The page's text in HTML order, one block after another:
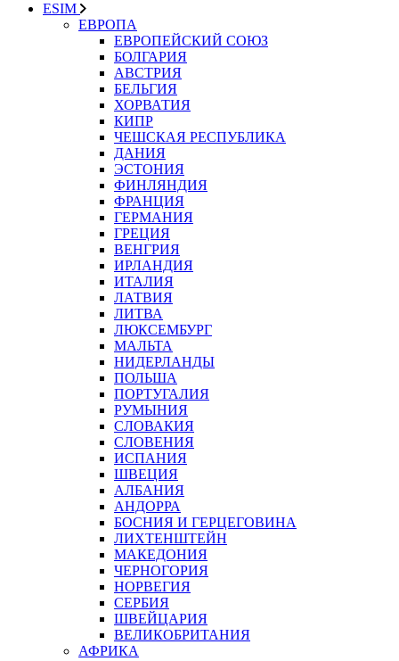
ESIM
ЕВРОПА
ЕВРОПЕЙСКИЙ СОЮЗ
БОЛГАРИЯ
АВСТРИЯ
БЕЛЬГИЯ
ХОРВАТИЯ
КИПР
ЧЕШСКАЯ РЕСПУБЛИКА
ДАНИЯ
ЭСТОНИЯ
ФИНЛЯНДИЯ
ФРАНЦИЯ
ГЕРМАНИЯ
ГРЕЦИЯ
ВЕНГРИЯ
ИРЛАНДИЯ
ИТАЛИЯ
ЛАТВИЯ
ЛИТВА
ЛЮКСЕМБУРГ
МАЛЬТА
НИДЕРЛАНДЫ
ПОЛЬША
ПОРТУГАЛИЯ
РУМЫНИЯ
СЛОВАКИЯ
СЛОВЕНИЯ
ИСПАНИЯ
ШВЕЦИЯ
АЛБАНИЯ
АНДОРРА
БОСНИЯ И ГЕРЦЕГОВИНА
ЛИХТЕНШТЕЙН
МАКЕДОНИЯ
ЧЕРНОГОРИЯ
НОРВЕГИЯ
СЕРБИЯ
ШВЕЙЦАРИЯ
ВЕЛИКОБРИТАНИЯ
АФРИКА